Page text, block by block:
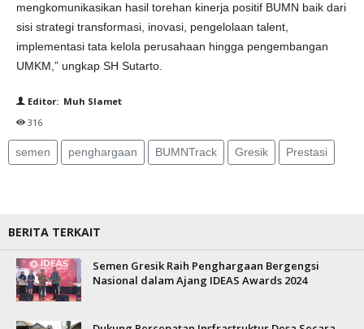
mengkomunikasikan hasil torehan kinerja positif BUMN baik dari
sisi strategi transformasi, inovasi, pengelolaan talent,
implementasi tata kelola perusahaan hingga pengembangan
UMKM,” ungkap SH Sutarto.
Editor: Muh Slamet
316
semen penghargaan BUMNTrack Gresik Prestasi
BERITA TERKAIT
Semen Gresik Raih Penghargaan Bergengsi
Nasional dalam Ajang IDEAS Awards 2024